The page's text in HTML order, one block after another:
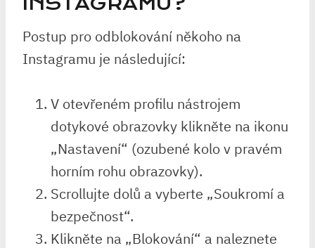
Postup pro odblokování někoho na
Instagramu je následující:
V otevřeném profilu nástrojem
dotykové obrazovky klikněte na ikonu
„Nastavení“ (ozubené kolo v pravém
horním rohu obrazovky).
Scrollujte dolů a vyberte „Soukromí a
bezpečnost“.
Klikněte na „Blokování“ a naleznete